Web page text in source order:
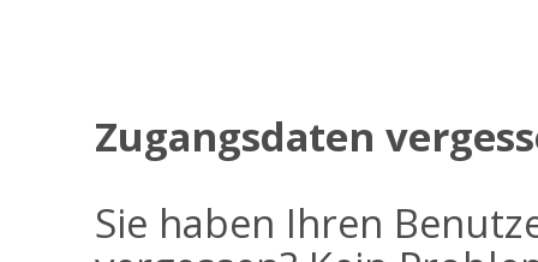
Zugangsdaten
Sie haben Ihren